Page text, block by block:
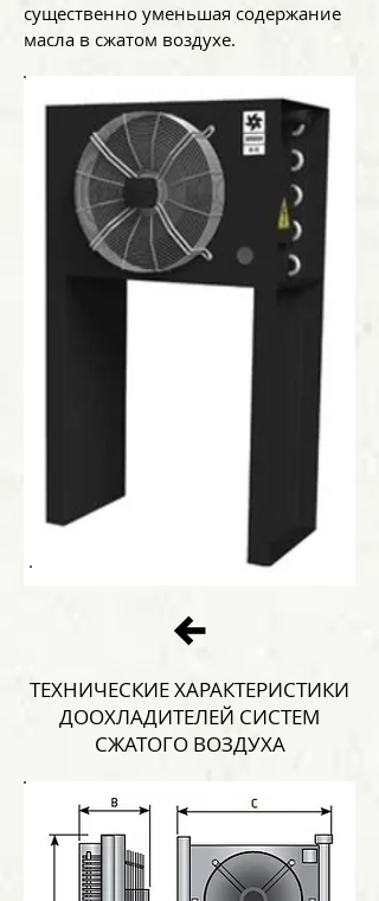
ТЕХНИЧЕСКИЕ ХАРАКТЕРИСТИКИ
ДООХЛАДИТЕЛЕЙ СИСТЕМ
СЖАТОГО ВОЗДУХА
существенно уменьшая содержание
масла в сжатом воздухе.